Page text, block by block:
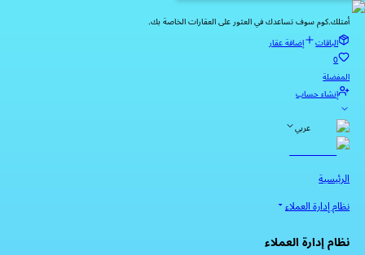
أمتلك.كوم سوف تساعدك في العثور على العقارات الخاصة بك.
الباقات
إضافة عقار
0
المفضلة
إنشاء حساب
عربي
الرئيسية
نظام إدارة العملاء
نظام إدارة العملاء